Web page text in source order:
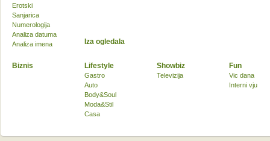
Biznis Lifestyle
Gastro
Auto
Body&Soul
Moda&Stil
Casa
Showbiz
Televizija
Fun
Vic dana
Interni vju
Erotski
Sanjarica
Numerologija
Analiza datuma
Analiza imena
Iza ogledala